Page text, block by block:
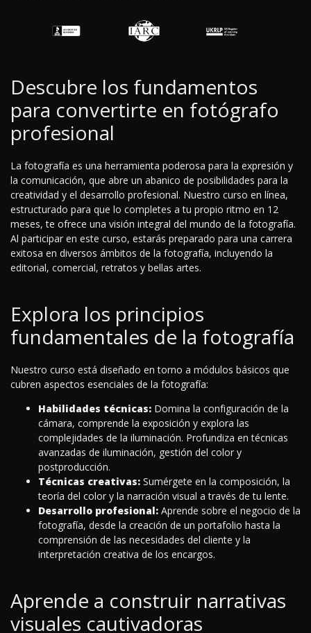
Descubre los fundamentos
para convertirte en fotógrafo
profesional
La fotografía es una herramienta poderosa para la expresión y
la comunicación, que abre un abanico de posibilidades para la
creatividad y el desarrollo profesional. Nuestro curso en línea,
estructurado para que lo completes a tu propio ritmo en 12
meses, te ofrece una visión integral del mundo de la fotografía.
Al participar en este curso, estarás preparado para una carrera
exitosa en diversos ámbitos de la fotografía, incluyendo la
editorial, comercial, retratos y bellas artes.
Explora los principios
fundamentales de la fotografía
Nuestro curso está diseñado en torno a módulos básicos que
cubren aspectos esenciales de la fotografía:
Habilidades técnicas: Domina la configuración de la
cámara, comprende la exposición y explora las
complejidades de la iluminación. Profundiza en técnicas
avanzadas de iluminación, gestión del color y
postproducción.
Técnicas creativas: Sumérgete en la composición, la
teoría del color y la narración visual a través de tu lente.
Desarrollo profesional: Aprende sobre el negocio de la
fotografía, desde la creación de un portafolio hasta la
comprensión de las necesidades del cliente y la
interpretación creativa de los encargos.
Aprende a construir narrativas
visuales cautivadoras